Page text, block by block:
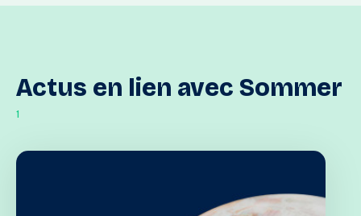
Actus en lien avec Sommer
1